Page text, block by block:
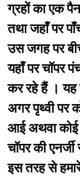
ग्रहों का एक
तथा जहाँ पर
उस जगह पर
यहाँ पर चॉपर
कर रहे हैं । यह
अगर पृथ्वी पर
आई अथवा कोई
चॉपर की
इस तरह से